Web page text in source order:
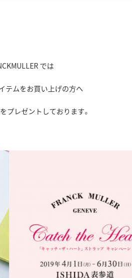
では
テムをお買い上げの方へ
プレゼントしております。